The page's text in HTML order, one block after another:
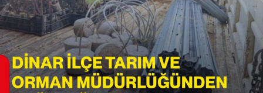
SPOR
11:11 MANŞET